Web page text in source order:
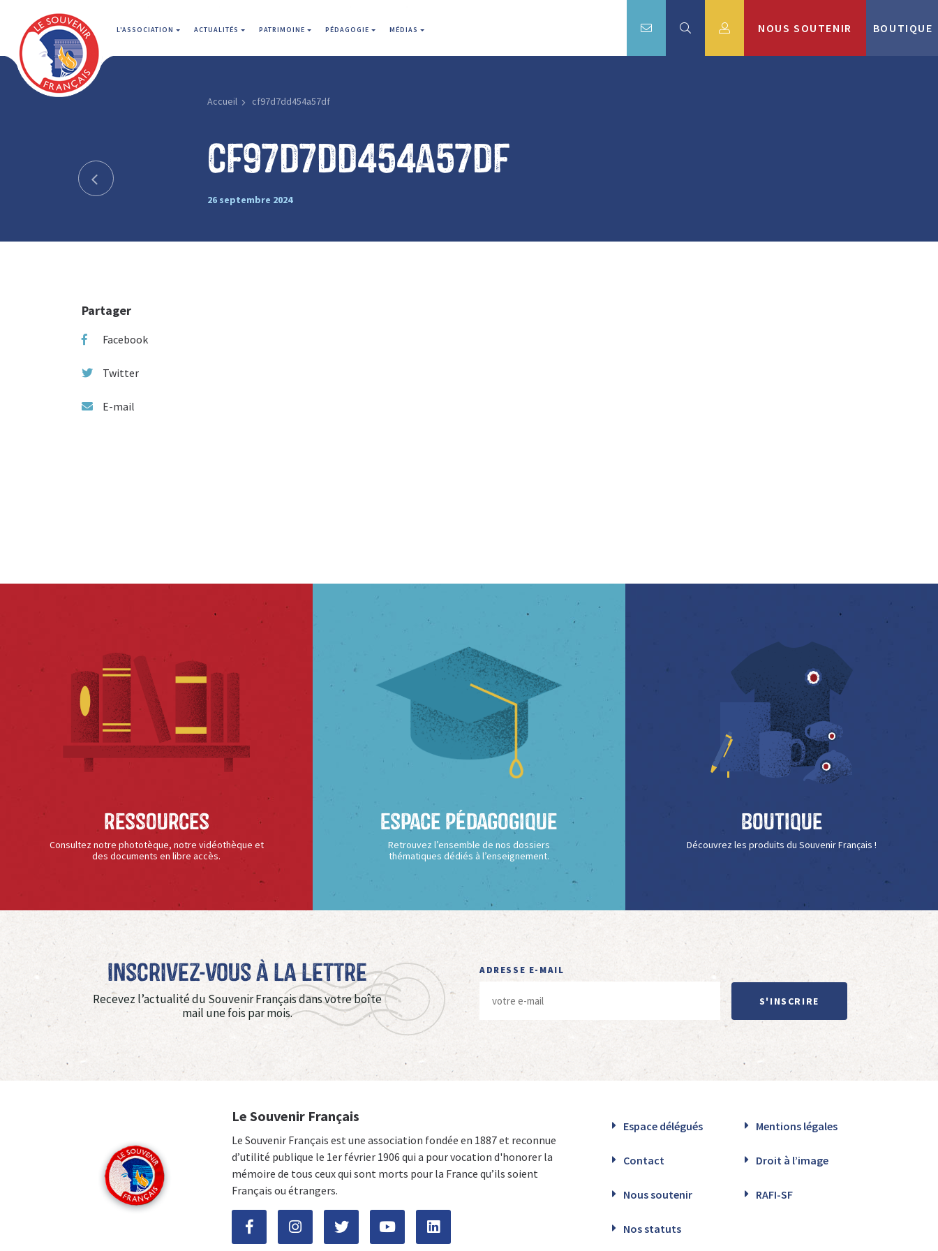
L'ASSOCIATION ACTUALITÉS PATRIMOINE PÉDAGOGIE MÉDIAS NOUS SOUTENIR BOUTIQUE
Accueil cf97d7dd454a57df
cf97d7dd454a57df
26 septembre 2024
Partager
Facebook
Twitter
E-mail
Ressources
Consultez notre phototèque, notre vidéothèque et
des documents en libre accès.
Espace Pédagogique
Retrouvez l’ensemble de nos dossiers
thématiques dédiés à l’enseignement.
Boutique
Découvrez les produits du Souvenir Français !
Inscrivez-vous à La Lettre
Recevez l’actualité du Souvenir Français dans votre boîte
mail une fois par mois.
ADRESSE E-MAIL
S'INSCRIRE
Le Souvenir Français
Le Souvenir Français est une association fondée en 1887 et reconnue
d’utilité publique le 1er février 1906 qui a pour vocation d'honorer la
mémoire de tous ceux qui sont morts pour la France qu’ils soient
Français ou étrangers.
Espace délégués Mentions légales
Contact Droit à l’image
Nous soutenir RAFI-SF
Nos statuts